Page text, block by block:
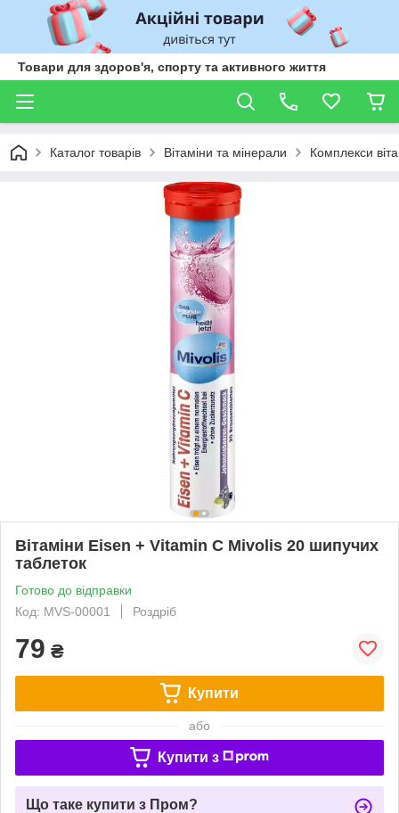
Товари для здоров'я, спорту та активного життя
Каталог товарів Вітаміни та мінерали Комплекси
Вітаміни Eisen + Vitamin C Mivolis 20 шипучих
таблеток
Готово до відправки
Код: MVS-00001
Роздріб
79 ₴
Купити
або
Купити з
Що таке купити з Пром?